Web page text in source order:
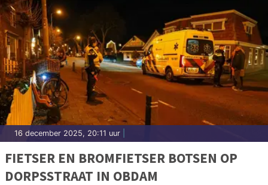
16 december 2025, 20:11 uur
FIETSER EN BROMFIETSER BOTSEN OP
DORPSSTRAAT IN OBDAM